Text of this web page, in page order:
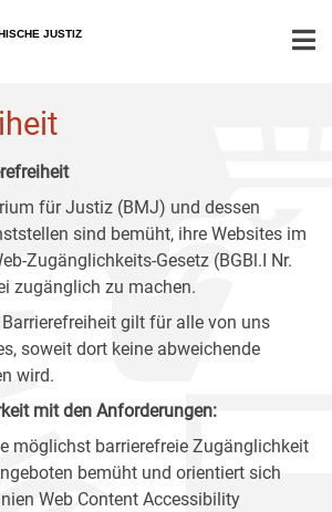
JUSTIZ
für Justiz (BMJ) und dessen
sind bemüht, ihre Websites im
Zugänglichkeits-Gesetz (BGBl.I Nr.
zugänglich zu machen.
gilt für alle von uns
soweit dort keine abweichende
wird.
mit den Anforderungen:
möglichst barrierefreie Zugänglichkeit
bemüht und orientiert sich
Web Content Accessibility